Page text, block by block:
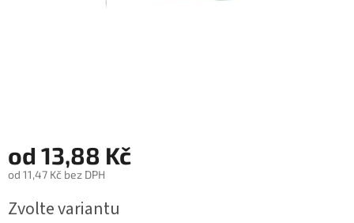
od 13,88 Kč
od 11,47 Kč bez DPH
cena:
Zvolte variantu